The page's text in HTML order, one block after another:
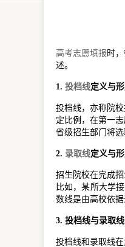
高考志愿填报 时
述。
1. 投档线定义与
投档线，亦称院
定比例，在第一
省级招生部门将
2. 录取线定义与
招生院校在完成招
比如，某所大学
数线是由高校依
3. 投档线与录取线
投档线和录取线